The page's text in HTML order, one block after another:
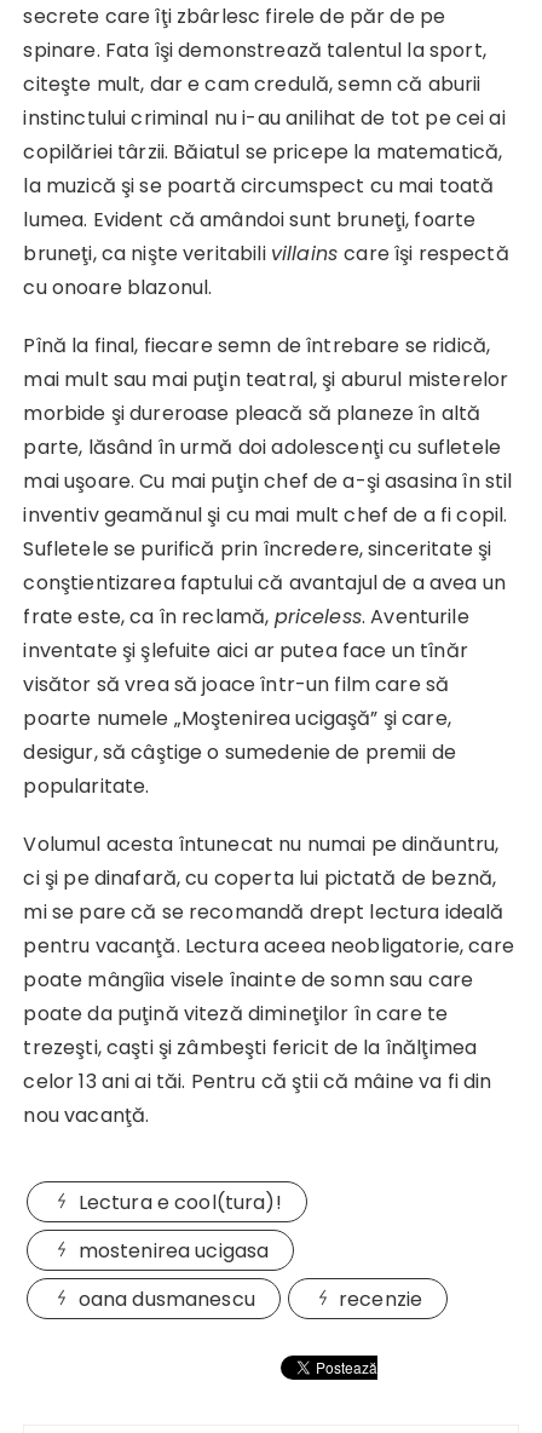
secrete care îţi zbârlesc firele de păr de pe
spinare. Fata îşi demonstrează talentul la sport,
citeşte mult, dar e cam credulă, semn că aburii
instinctului criminal nu i-au anilihat de tot pe cei ai
copilăriei târzii. Băiatul se pricepe la matematică,
la muzică şi se poartă circumspect cu mai toată
lumea. Evident că amândoi sunt bruneţi, foarte
bruneţi, ca nişte veritabili villainscare îşi respectă
cu onoare blazonul.
Pînă la final, fiecare semn de întrebare se ridică,
mai mult sau mai puţin teatral, şi aburul misterelor
morbide şi dureroase pleacă să planeze în altă
parte, lăsând în urmă doi adolescenţi cu sufletele
mai uşoare. Cu mai puţin chef de a-şi asasina în stil
inventiv geamănul şi cu mai mult chef de a fi copil.
Sufletele se purifică prin încredere, sinceritate şi
conştientizarea faptului că avantajul de a avea un
frate este, ca în reclamă, priceless. Aventurile
inventate şi şlefuite aici ar putea face un tînăr
visător să vrea să joace într-un film care să
poarte numele „Moştenirea ucigaşă” şi care,
desigur, să câştige o sumedenie de premii de
popularitate.
Volumul acesta întunecat nu numai pe dinăuntru,
ci şi pe dinafară, cu coperta lui pictată de beznă,
mi se pare că se recomandă drept lectura ideală
pentru vacanţă. Lectura aceea neobligatorie, care
poate mângîia visele înainte de somn sau care
poate da puţină viteză dimineţilor în care te
trezeşti, caşti şi zâmbeşti fericit de la înălţimea
celor 13 ani ai tăi. Pentru că ştii că mâine va fi din
nou vacanţă.
Lectura e cool(tura)!
mostenirea ucigasa
oana dusmanescu
recenzie